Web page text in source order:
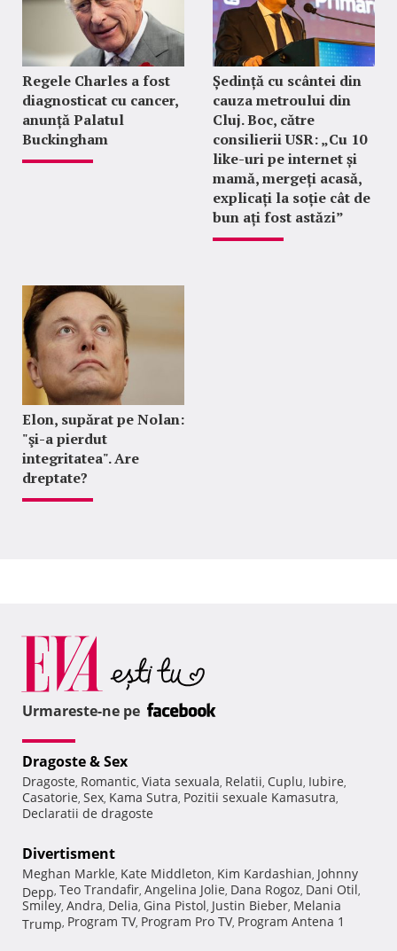
Regele Charles a fost
diagnosticat cu cancer,
anunță Palatul
Buckingham
Ședință cu scântei din
cauza metroului din
Cluj. Boc, către
consilierii USR: „Cu 10
like-uri pe internet și
mamă, mergeți acasă,
explicați la soție cât de
bun ați fost astăzi”
Elon, supărat pe Nolan:
"şi-a pierdut
integritatea". Are
dreptate?
Urmareste-ne pe
Dragoste & Sex
Dragoste, Romantic, Viata sexuala, Relatii, Cuplu, Iubire,
Casatorie, Sex, Kama Sutra, Pozitii sexuale Kamasutra,
Declaratii de dragoste
Divertisment
Meghan Markle, Kate Middleton, Kim Kardashian, Johnny
Depp, Teo Trandafir, Angelina Jolie, Dana Rogoz, Dani Otil,
Smiley, Andra, Delia, Gina Pistol, Justin Bieber, Melania
Trump, Program TV, Program Pro TV, Program Antena 1